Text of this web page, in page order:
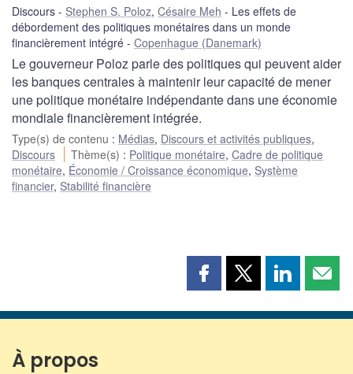
Discours Stephen S. Poloz, Césaire Meh
Les effets de
débordement des politiques monétaires dans un monde
financièrement intégré
Copenhague (Danemark)
Le gouverneur Poloz parle des politiques qui peuvent aider
les banques centrales à maintenir leur capacité de mener
une politique monétaire indépendante dans une économie
mondiale financièrement intégrée.
Type(s) de contenu : Médias, Discours et activités publiques,
Discours
Thème(s) : Politique monétaire,Cadre de politique
monétaire, Économie / Croissance économique, Système
financier, Stabilité financière
Partager
page
Partager
page
Partager
page page
À propos